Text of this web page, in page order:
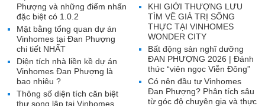
KHI GIỚI THƯỢNG LƯU
TÌM VỀ GIÁ TRỊ SỐNG
THỰC TẠI VINHOMES
WONDER CITY
Bất động sản nghĩ dưỡng
ĐAN PHƯỢNG 2026 | Đánh
thức “viên ngọc Viễn Đông”
Có nên đầu tư Vinhomes
Đan Phượng? Phân tích sâu
từ góc độ chuyên gia và thực
Phượng và những điểm nhấn
đặc biệt có 1.0.2
Mặt bằng tổng quan dự án
Vinhomes tại Đan Phượng
chi tiết NHẤT
Diện tích nhà liền kề dự án
Vinhomes Đan Phượng là
bao nhiêu ?
Thông số diện tích căn biệt
thự song lập tại Vinhomes